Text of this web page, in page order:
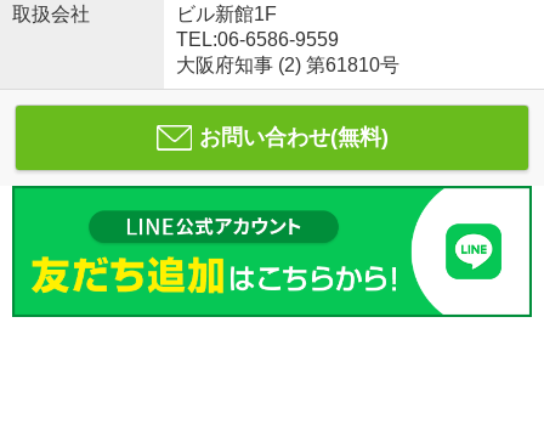
取扱会社
ビル新館1F
TEL:06-6586-9559
大阪府知事 (2) 第61810号
お問い合わせ(無料)